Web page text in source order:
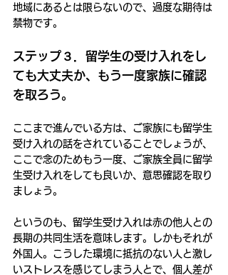
地域にあるとは限らないので、過度な期待は
禁物です。
ステップ３．留学生の受け入れをし
ても大丈夫か、もう一度家族に確認
を取ろう。
ここまで進んでいる方は、ご家族にも留学生
受け入れの話をされていることでしょうが、
ここで念のためもう一度、ご家族全員に留学
生受け入れをしても良いか、意思確認を取り
ましょう。
というのも、留学生受け入れは赤の他人との
長期の共同生活を意味します。しかもそれが
外国人。こうした環境に抵抗のない人と激し
いストレスを感じてしまう人とで、個人差が